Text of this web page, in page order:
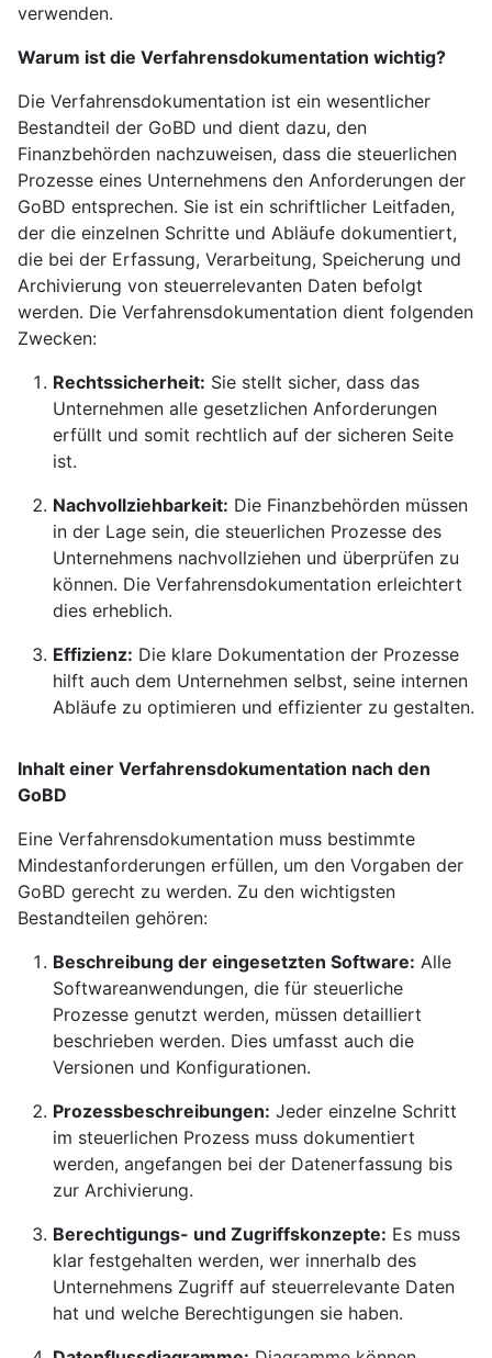
verwenden.
Warum ist die Verfahrensdokumentation wichtig?
Die Verfahrensdokumentation ist ein wesentlicher
Bestandteil der GoBD und dient dazu, den
Finanzbehörden nachzuweisen, dass die steuerlichen
Prozesse eines Unternehmens den Anforderungen der
GoBD entsprechen. Sie ist ein schriftlicher Leitfaden,
der die einzelnen Schritte und Abläufe dokumentiert,
die bei der Erfassung, Verarbeitung, Speicherung und
Archivierung von steuerrelevanten Daten befolgt
werden. Die Verfahrensdokumentation dient folgenden
Zwecken:
Rechtssicherheit: Sie stellt sicher, dass das
Unternehmen alle gesetzlichen Anforderungen
erfüllt und somit rechtlich auf der sicheren Seite
ist.
Nachvollziehbarkeit: Die Finanzbehörden müssen
in der Lage sein, die steuerlichen Prozesse des
Unternehmens nachvollziehen und überprüfen zu
können. Die Verfahrensdokumentation erleichtert
dies erheblich.
Effizienz: Die klare Dokumentation der Prozesse
hilft auch dem Unternehmen selbst, seine internen
Abläufe zu optimieren und effizienter zu gestalten.
Inhalt einer Verfahrensdokumentation nach den
GoBD
Eine Verfahrensdokumentation muss bestimmte
Mindestanforderungen erfüllen, um den Vorgaben der
GoBD gerecht zu werden. Zu den wichtigsten
Bestandteilen gehören:
Beschreibung der eingesetzten Software: Alle
Softwareanwendungen, die für steuerliche
Prozesse genutzt werden, müssen detailliert
beschrieben werden. Dies umfasst auch die
Versionen und Konfigurationen.
Prozessbeschreibungen: Jeder einzelne Schritt
im steuerlichen Prozess muss dokumentiert
werden, angefangen bei der Datenerfassung bis
zur Archivierung.
Berechtigungs- und Zugriffskonzepte: Es muss
klar festgehalten werden, wer innerhalb des
Unternehmens Zugriff auf steuerrelevante Daten
hat und welche Berechtigungen sie haben.